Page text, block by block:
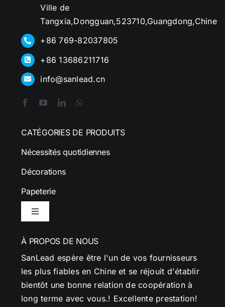
Ville de
Tangxia,Dongguan,523710,Guangdong,Chine
+86 769-82037805
+86 13686211716
info@sanlead.cn
CATÉGORIES DE PRODUITS
Nécessités quotidiennes
Décorations
Papeterie
Basculer
navigation
À PROPOS DE NOUS
SanLead espère être l'un de vos fournisseurs
les plus fiables en Chine et se réjouit d'établir
bientôt une bonne relation de coopération à
long terme avec vous.! Excellente prestation!